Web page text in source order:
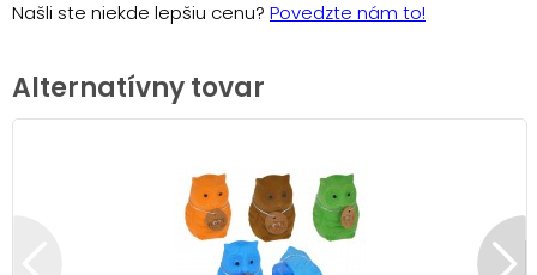
Našli ste niekde lepšiu cenu? Povedzte nám to!
Alternatívny tovar